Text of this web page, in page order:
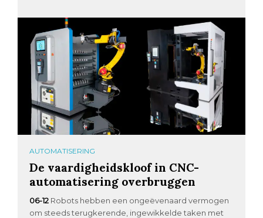
AUTOMATISERING
De vaardigheidskloof in CNC-
automatisering overbruggen
06-12 Robots hebben een ongeëvenaard vermogen
om steeds terugkerende, ingewikkelde taken met